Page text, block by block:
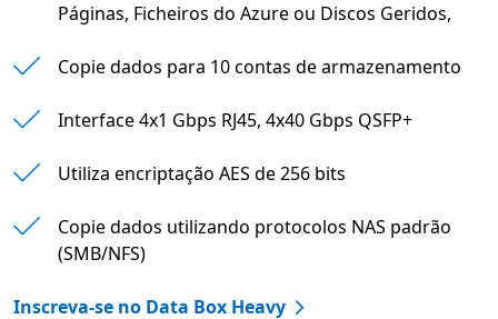
Páginas, Ficheiros do Azure ou Discos Geridos,
Copie dados para 10 contas de armazenamento
Interface 4x1 Gbps RJ45, 4x40 Gbps QSFP+
Utiliza encriptação AES de 256 bits
Copie dados utilizando protocolos NAS padrão
(SMB/NFS)
Inscreva-se no Data Box Heavy